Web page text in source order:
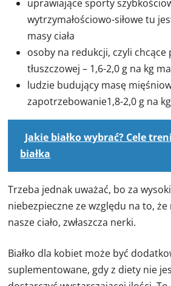
uprawiające sporty
wytrzymałościowo-siłowe tu
masy ciała
osoby na redukcji, czyli chcące
tłuszczowej – 1,6-2,0 g na kg
ludzie budujący masę
zapotrzebowanie1,8-2,0 g na kg
Jakie białko wybrać? Cele
białka
Trzeba jednak uważać, bo za
niebezpieczne ze względu na to,
nasze ciało, zwłaszcza nerki.
Białko dla kobiet może być
suplementowane, gdy z diety nie